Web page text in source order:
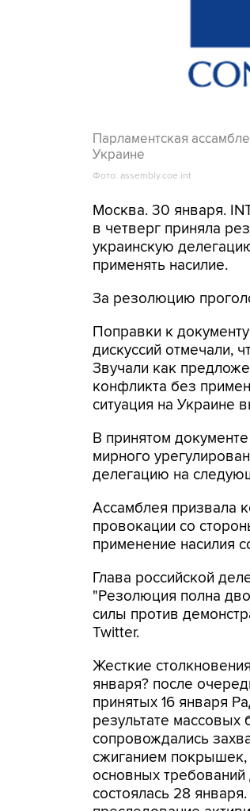
Парламентская
Украине
Фото: assembly.coe.int
Москва. 30 января.
в четверг приняла
украинскую
применять насилие.
За резолюцию
Поправки к
дискуссий отмечали,
Звучали как
конфликта без
ситуация на Украине
В принятом
мирного
делегацию на
Ассамблея призвала
провокации со
применение насилия
Глава российской
"Резолюция полна
силы против
Twitter.
Жесткие
января? после
принятых 16 января
результате
сопровождались
сжиганием
основных
состоялась 28